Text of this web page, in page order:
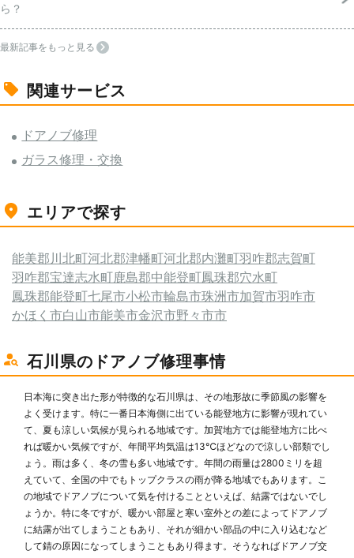
ら？
最新記事をもっと見る
関連サービス
ドアノブ修理
ガラス修理・交換
エリアで探す
能美郡川北町河北郡津幡町河北郡内灘町羽咋郡志賀町
羽咋郡宝達志水町鹿島郡中能登町鳳珠郡穴水町
鳳珠郡能登町七尾市小松市輪島市珠洲市加賀市羽咋市
かほく市白山市能美市金沢市野々市市
石川県のドアノブ修理事情
日本海に突き出た形が特徴的な石川県は、その地形故に季節風の影響を
よく受けます。特に一番日本海側に出ている能登地方に影響が現れてい
て、夏も涼しい気候が見られる地域です。加賀地方では能登地方に比べ
れば暖かい気候ですが、年間平均気温は13℃ほどなので涼しい部類でし
ょう。雨は多く、冬の雪も多い地域です。年間の雨量は2800ミリを超
えていて、全国の中でもトップクラスの雨が降る地域でもあります。こ
の地域でドアノブについて気を付けることといえば、結露ではないでし
ょうか。特に冬ですが、暖かい部屋と寒い室外との差によってドアノブ
に結露が出てしまうこともあり、それが細かい部品の中に入り込むなど
して錆の原因になってしまうこともあり得ます。そうなればドアノブ交